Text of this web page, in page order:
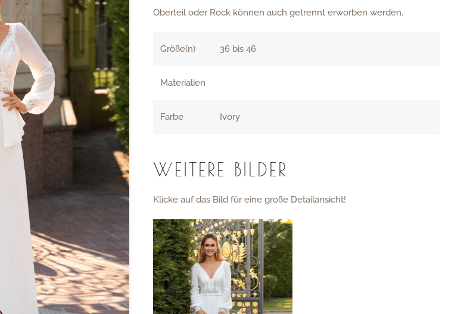
Oberteil oder Rock können auch getrennt erworben werden.
Größe(n) 36 bis 46
Materialien
Farbe Ivory
WEITERE BILDER
Klicke auf das Bild für eine große Detailansicht!